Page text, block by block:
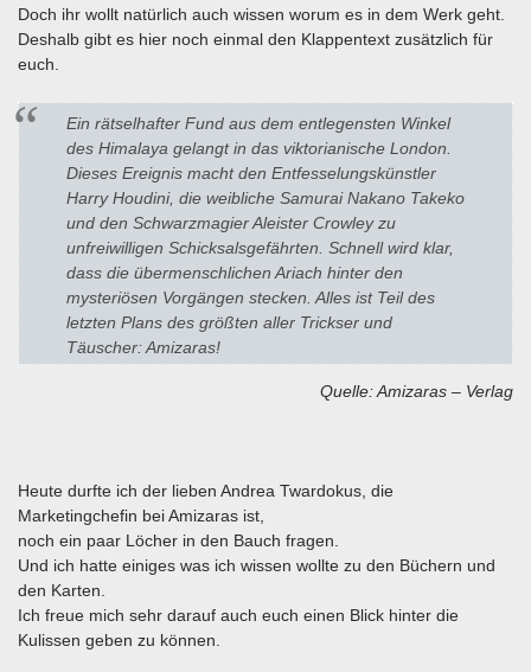
Doch ihr wollt natürlich auch wissen worum es in dem Werk geht.
Deshalb gibt es hier noch einmal den Klappentext zusätzlich für
euch.
Ein rätselhafter Fund aus dem entlegensten Winkel
des Himalaya gelangt in das viktorianische London.
Dieses Ereignis macht den Entfesselungskünstler
Harry Houdini, die weibliche Samurai Nakano Takeko
und den Schwarzmagier Aleister Crowley zu
unfreiwilligen Schicksalsgefährten. Schnell wird klar,
dass die übermenschlichen Ariach hinter den
mysteriösen Vorgängen stecken. Alles ist Teil des
letzten Plans des größten aller Trickser und
Täuscher: Amizaras!
Quelle: Amizaras – Verlag
Heute durfte ich der lieben Andrea Twardokus, die
Marketingchefin bei Amizaras ist,
noch ein paar Löcher in den Bauch fragen.
Und ich hatte einiges was ich wissen wollte zu den Büchern und
den Karten.
Ich freue mich sehr darauf auch euch einen Blick hinter die
Kulissen geben zu können.